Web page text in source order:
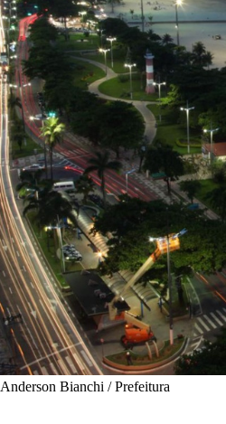
Anderson Bianchi / Prefeitura